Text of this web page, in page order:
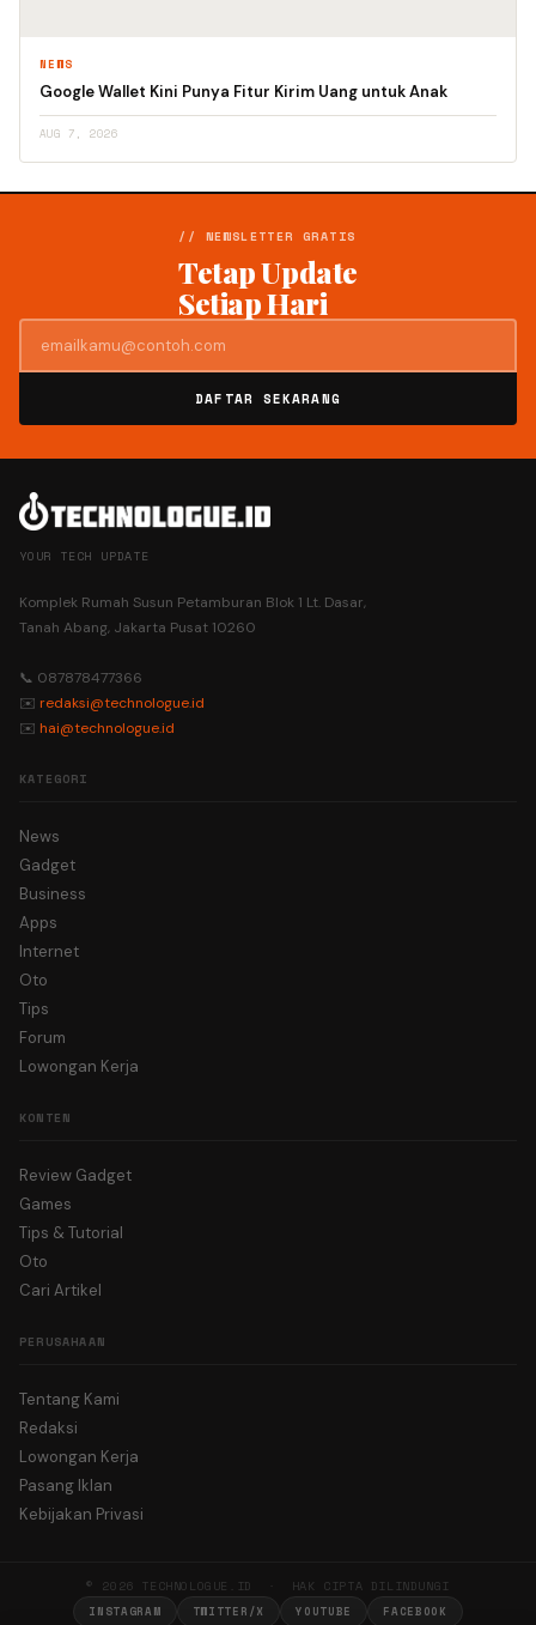
NEWS
Google Wallet Kini Punya Fitur Kirim Uang untuk Anak
AUG 7, 2026
// NEWSLETTER GRATIS
Tetap Update
Setiap Hari
DAFTAR SEKARANG
YOUR TECH UPDATE
Komplek Rumah Susun Petamburan Blok 1 Lt. Dasar,
Tanah Abang, Jakarta Pusat 10260
📞 087878477366
✉️ redaksi@technologue.id
✉️ hai@technologue.id
KATEGORI
News
Gadget
Business
Apps
Internet
Oto
Tips
Forum
Lowongan Kerja
KONTEN
Review Gadget
Games
Tips & Tutorial
Oto
Cari Artikel
PERUSAHAAN
Tentang Kami
Redaksi
Lowongan Kerja
Pasang Iklan
Kebijakan Privasi
© 2026 TECHNOLOGUE.ID · HAK CIPTA DILINDUNGI
INSTAGRAM TWITTER/X YOUTUBE FACEBOOK